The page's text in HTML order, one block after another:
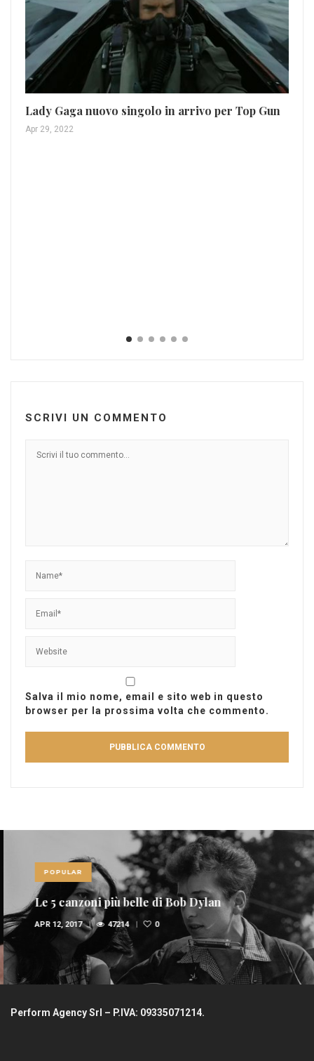
Lady Gaga nuovo singolo in arrivo per Top Gun
Apr 29, 2022
SCRIVI UN COMMENTO
Salva il mio nome, email e sito web in questo
browser per la prossima volta che commento.
POPULAR
Le 5 canzoni più belle di Bob Dylan
APR 12, 2017 47214 0
Perform Agency Srl – P.IVA: 09335071214.